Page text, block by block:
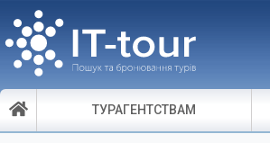
ТУРАГЕНТСТВАМ